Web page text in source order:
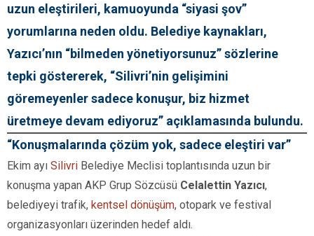
uzun eleştirileri, kamuoyunda “siyasi şov”
yorumlarına neden oldu. Belediye kaynakları,
Yazıcı’nın “bilmeden yönetiyorsunuz” sözlerine
tepki göstererek, “Silivri’nin gelişimini
göremeyenler sadece konuşur, biz hizmet
üretmeye devam ediyoruz” açıklamasında bulundu.
“Konuşmalarında çözüm yok, sadece eleştiri var”
Ekim ayı Silivri Belediye Meclisi toplantısında uzun bir
konuşma yapan AKP Grup Sözcüsü Celalettin Yazıcı,
belediyeyi trafik, kentsel dönüşüm, otopark ve festival
organizasyonları üzerinden hedef aldı.